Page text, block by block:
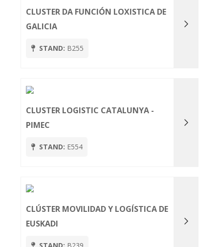
CLUSTER DA FUNCIÓN LOXISTICA DE
GALICIA
STAND: B255
CLUSTER LOGISTIC CATALUNYA -
PIMEC
STAND: E554
CLÚSTER MOVILIDAD Y LOGÍSTICA DE
EUSKADI